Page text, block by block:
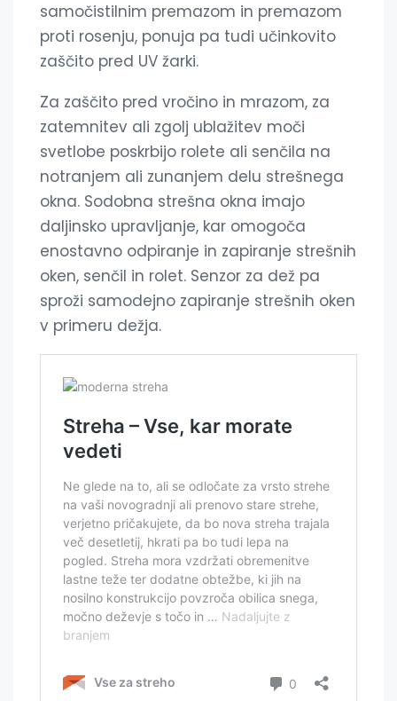
samočistilnim premazom in premazom
proti rosenju, ponuja pa tudi učinkovito
zaščito pred UV žarki.
Za zaščito pred vročino in mrazom, za
zatemnitev ali zgolj ublažitev moči
svetlobe poskrbijo rolete ali senčila na
notranjem ali zunanjem delu strešnega
okna. Sodobna strešna okna imajo
daljinsko upravljanje, kar omogoča
enostavno odpiranje in zapiranje strešnih
oken, senčil in rolet. Senzor za dež pa
sproži samodejno zapiranje strešnih oken
v primeru dežja.